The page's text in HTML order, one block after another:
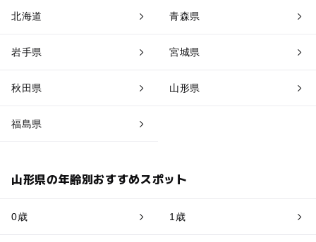
北海道 青森県
岩手県 宮城県
秋田県 山形県
福島県
山形県の年齢別おすすめスポット
0歳 1歳